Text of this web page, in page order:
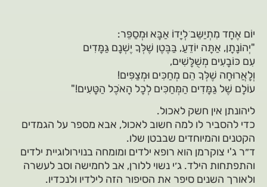
יוֹם אֶחָד מִתְיַשֵּבׁ לְיָדוֹ אַבָּא וּמְסַפֵּר:
"יְהוֹנָתָן, אַתָּה יוֹדֵעַ, בַּבֶּטֶן שֶׁלְּךָ יֶשְׁנָם גַּמָּדִים
עִם כּוֹבָעִים מְשֻׁלָּשִׁים,
וְלָאֲרוּחָה שֶׁלְּךָ הֵם מְחַכִּים וּמְצַפִּים!
עוֹלָם שֶׁל גַּמָּדִים הַמְּחַכִּים לְכָל הָאֹכֶל הַטָּעִים!"
ליהונתן אין חשק לאכול.
כדי להסביר לו למה חשוב לאכול, אבא מספר על הגמדים
הקטנים והמיוחדים שבבטן שלו.
ד״ר ג'י צוקרמן הוא רופא ילדים ומומחה בנוירולוגיית ילדים
והתפתחות הילד. ג׳י נשוי ללורן, אב לחמישה וסב לעשרה
ולאורך השנים סיפר את הסיפור הזה לילדיו ולנכדיו.